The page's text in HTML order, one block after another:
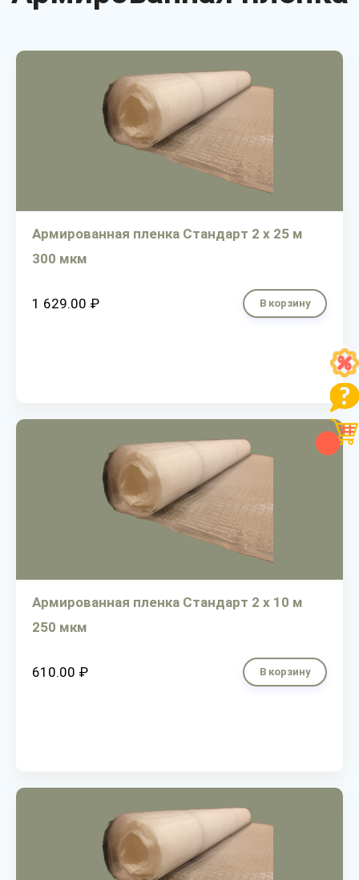
Армированная пленка Стандарт 2 х 25 м
300 мкм
1 629.00 ₽ В корзину
Армированная пленка Стандарт 2 х 10 м
250 мкм
610.00 ₽ В корзину